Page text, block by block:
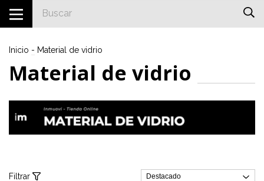
Inicio - Material de vidrio
Material de vidrio
Filtrar